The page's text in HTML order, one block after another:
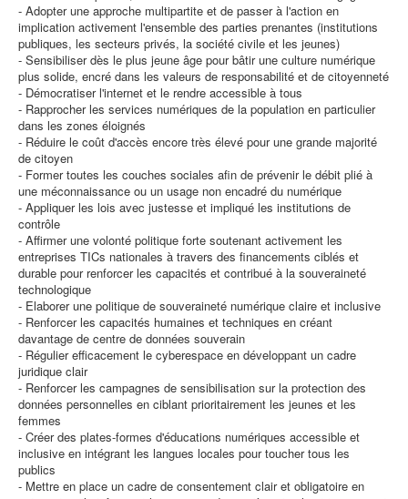
- Adopter une approche multipartite et de passer à l'action en
implication activement l'ensemble des parties prenantes (institutions
publiques, les secteurs privés, la société civile et les jeunes)
- Sensibiliser dès le plus jeune âge pour bâtir une culture numérique
plus solide, encré dans les valeurs de responsabilité et de citoyenneté
- Démocratiser l'internet et le rendre accessible à tous
- Rapprocher les services numériques de la population en particulier
dans les zones éloignés
- Réduire le coût d'accès encore très élevé pour une grande majorité
de citoyen
- Former toutes les couches sociales afin de prévenir le débit plié à
une méconnaissance ou un usage non encadré du numérique
- Appliquer les lois avec justesse et impliqué les institutions de
contrôle
- Affirmer une volonté politique forte soutenant activement les
entreprises TICs nationales à travers des financements ciblés et
durable pour renforcer les capacités et contribué à la souveraineté
technologique
- Elaborer une politique de souveraineté numérique claire et inclusive
- Renforcer les capacités humaines et techniques en créant
davantage de centre de données souverain
- Régulier efficacement le cyberespace en développant un cadre
juridique clair
- Renforcer les campagnes de sensibilisation sur la protection des
données personnelles en ciblant prioritairement les jeunes et les
femmes
- Créer des plates-formes d'éducations numériques accessible et
inclusive en intégrant les langues locales pour toucher tous les
publics
- Mettre en place un cadre de consentement clair et obligatoire en